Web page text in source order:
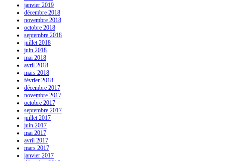
janvier 2019
décembre 2018
novembre 2018
octobre 2018
septembre 2018
juillet 2018
juin 2018
mai 2018
avril 2018
mars 2018
février 2018
décembre 2017
novembre 2017
octobre 2017
septembre 2017
juillet 2017
juin 2017
mai 2017
avril 2017
mars 2017
janvier 2017